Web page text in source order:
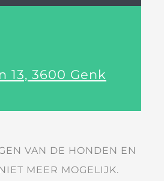
13, 3600 Genk
VAN DE HONDEN EN
MEER MOGELIJK.